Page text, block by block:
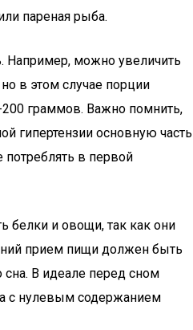
пареная рыба.
можно увеличить
в этом случае порции
граммов. Важно помнить,
гипертензии основную часть
в первой
белки и овощи, так как они
прием пищи должен быть
сна. В идеале перед сном
с нулевым содержанием